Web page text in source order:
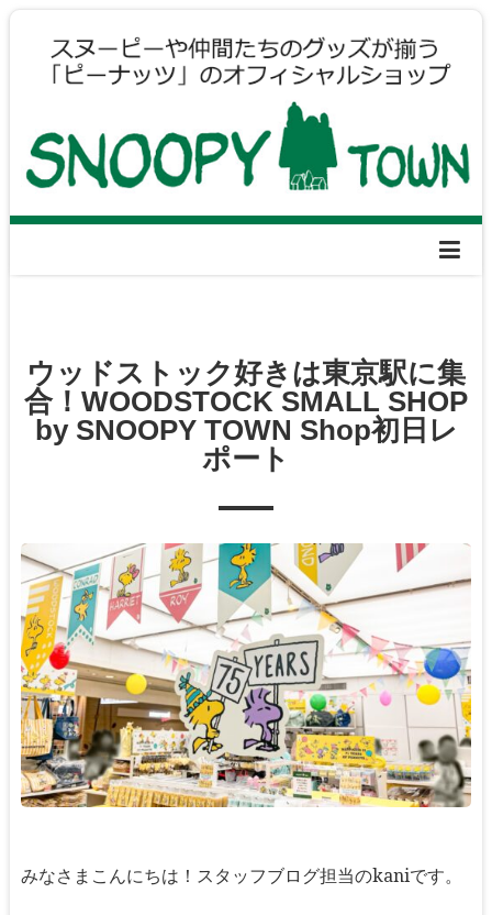
ウッドストック好きは東京駅に集
合！WOODSTOCK SMALL SHOP
by SNOOPY TOWN Shop初日レ
ポート
みなさまこんにちは！スタッフブログ担当のkaniです。